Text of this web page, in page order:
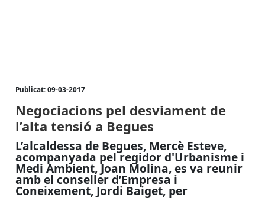
Publicat: 09-03-2017
Negociacions pel desviament de
l’alta tensió a Begues
L’alcaldessa de Begues, Mercè Esteve,
acompanyada pel regidor d'Urbanisme i
Medi Ambient, Joan Molina, es va reunir
amb el conseller d’Empresa i
Coneixement, Jordi Baiget, per